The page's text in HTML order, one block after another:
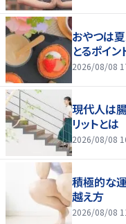
おやつは
とるポイン
2026/08/08
現代人は
リットとは
2026/08/08
積極的な運
越え方
2026/08/08